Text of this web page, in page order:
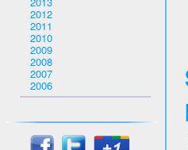
2012
2011
2010
2009
2008
2007
2006